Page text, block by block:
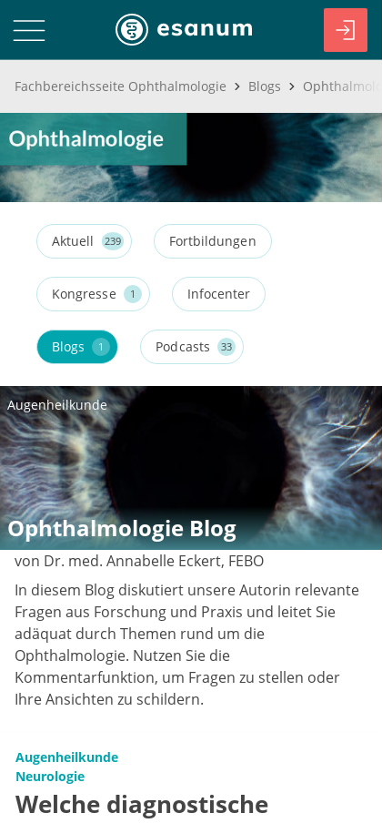
Fachbereichsseite Ophthalmologie Blogs
Aktuell 239 Fortbildungen
Kongresse 1 Infocenter
Blogs 1 Podcasts 33
Augenheilkunde
Ophthalmologie Blog
von Dr. med. Annabelle Eckert, FEBO
In diesem Blog diskutiert unsere Autorin relevante
Fragen aus Forschung und Praxis und leitet Sie
adäquat durch Themen rund um die
Ophthalmologie. Nutzen Sie die
Kommentarfunktion, um Fragen zu stellen oder
Ihre Ansichten zu schildern.
Augenheilkunde
Neurologie
Welche diagnostische